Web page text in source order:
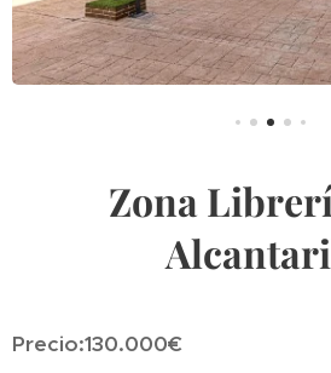
Zona
Precio:130.000€